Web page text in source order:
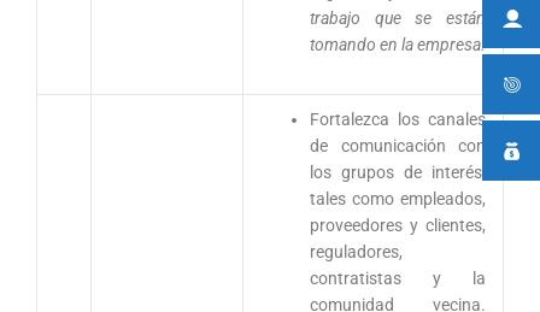
trabajo que se están
tomando en la empresa.
Fortalezca los canales
de comunicación con
los grupos de interés,
tales como empleados,
proveedores y clientes,
reguladores,
contratistas y la
comunidad vecina.